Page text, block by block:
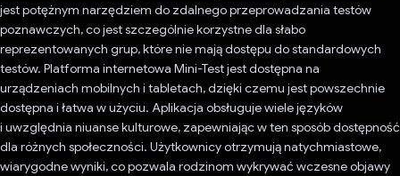
jest potężnym narzędziem do zdalnego przeprowadzania testów
poznawczych, co jest szczególnie korzystne dla słabo
reprezentowanych grup, które nie mają dostępu do standardowych
testów. Platforma internetowa Mini-Test jest dostępna na
urządzeniach mobilnych i tabletach, dzięki czemu jest powszechnie
dostępna i łatwa w użyciu. Aplikacja obsługuje wiele języków
i uwzględnia niuanse kulturowe, zapewniając w ten sposób dostępność
dla różnych społeczności. Użytkownicy otrzymują natychmiastowe,
wiarygodne wyniki, co pozwala rodzinom wykrywać wczesne objawy